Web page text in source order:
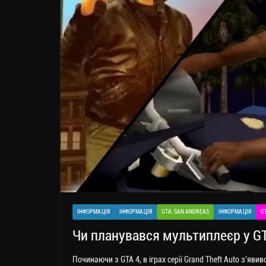
ІНФОРМАЦІЯ ІНФОРМАЦІЯ GTA: SAN ANDREAS ІНФОРМАЦІЯ
Чи планувався мультиплеєр у
Починаючи з GTA 4, в іграх серії Grand Theft Auto